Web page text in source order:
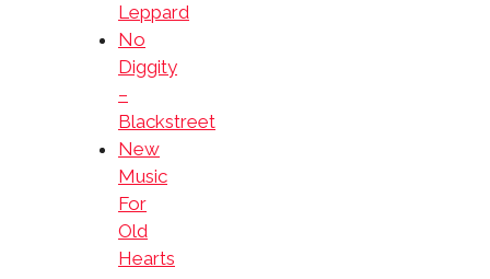
Leppard
No
Diggity
–
Blackstreet
New
Music
For
Old
Hearts